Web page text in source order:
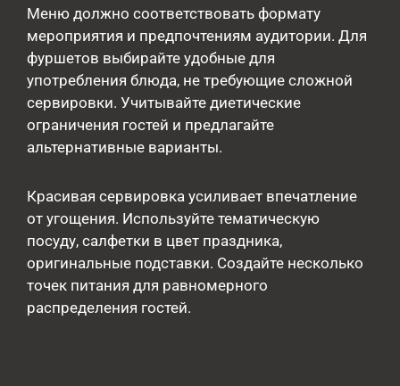
Меню должно соответствовать формату
мероприятия и предпочтениям аудитории. Для
фуршетов выбирайте удобные для
употребления блюда, не требующие сложной
сервировки. Учитывайте диетические
ограничения гостей и предлагайте
альтернативные варианты.
Красивая сервировка усиливает впечатление
от угощения. Используйте тематическую
посуду, салфетки в цвет праздника,
оригинальные подставки. Создайте несколько
точек питания для равномерного
распределения гостей.